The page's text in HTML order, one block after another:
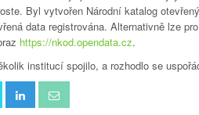
Byl vytvořen Národní katalog
data registrována. Alternativně lze
https://nkod.opendata.cz.
institucí spojilo, a rozhodlo se